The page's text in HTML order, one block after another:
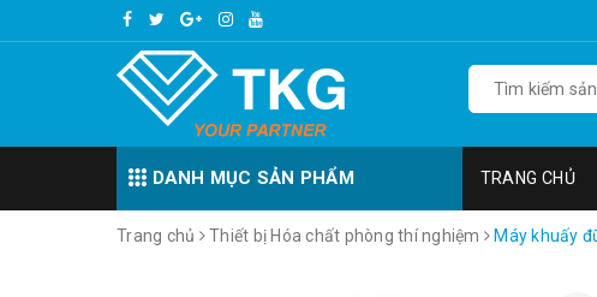
DANH MỤC SẢN PHẨM TRANG CHỦ
Trang chủ Thiết bị Hóa chất phòng thí nghiệm Máy khuấy